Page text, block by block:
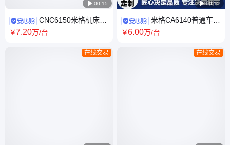
 00:15
CNC6150米格机床数
控车床生产厂家 加宽高稳定床
￥7.20万/台
在线交易
 00:15
米格CA6140普通车床
厂家 主轴通孔直径105规格可
￥6.00万/台
在线交易